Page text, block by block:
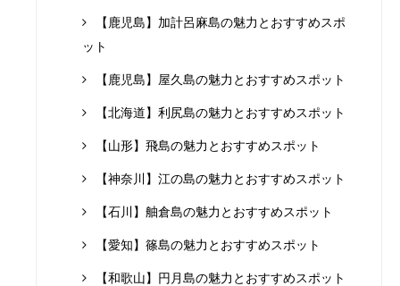
【鹿児島】加計呂麻島の魅力とおすすめスポ
ット
【鹿児島】屋久島の魅力とおすすめスポット
【北海道】利尻島の魅力とおすすめスポット
【山形】飛島の魅力とおすすめスポット
【神奈川】江の島の魅力とおすすめスポット
【石川】舳倉島の魅力とおすすめスポット
【愛知】篠島の魅力とおすすめスポット
【和歌山】円月島の魅力とおすすめスポット